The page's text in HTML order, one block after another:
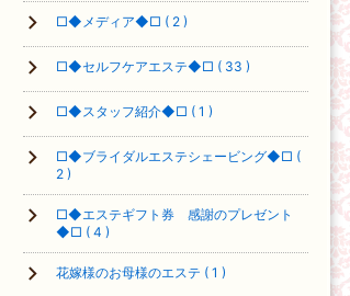
□◆メディア◆□ ( 2 )
□◆セルフケアエステ◆□ ( 33 )
□◆スタッフ紹介◆□ ( 1 )
□◆ブライダルエステシェービング◆□ (
2 )
□◆エステギフト券 感謝のプレゼント
◆□ ( 4 )
花嫁様のお母様のエステ ( 1 )